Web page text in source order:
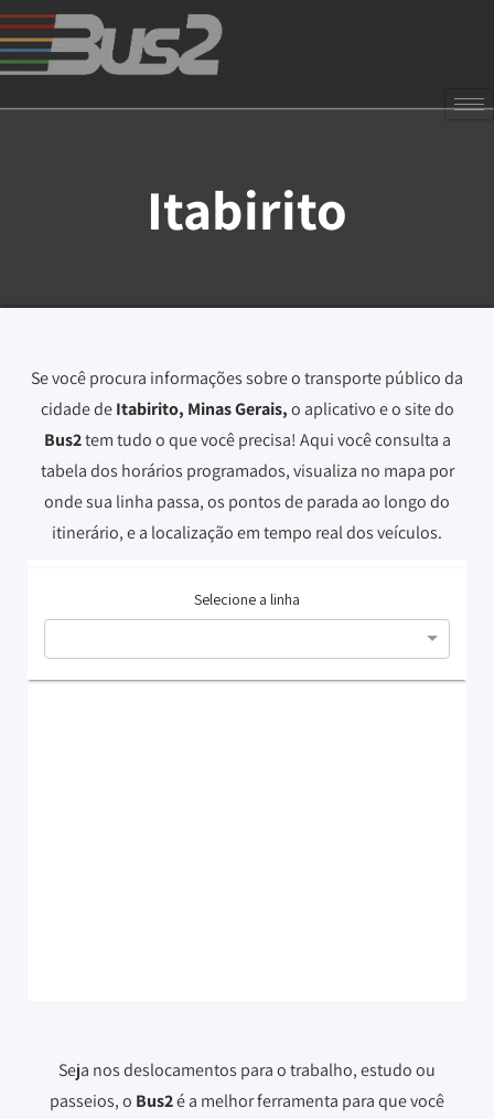
Itabirito
Se você procura informações sobre o transporte público da
cidade deItabirito, Minas Gerais,o aplicativo e o site do
Bus2tem tudo o que você precisa! Aqui você consulta a
tabela dos horários programados, visualiza no mapa por
onde sua linha passa, os pontos de parada ao longo do
itinerário, e a localização em tempo real dos veículos.
Seja nos deslocamentos para o trabalho, estudo ou
passeios, o Bus2é a melhor ferramenta para que você